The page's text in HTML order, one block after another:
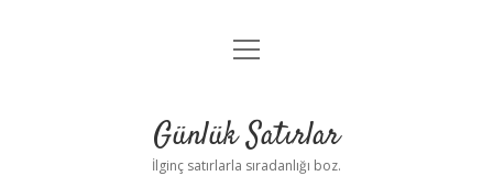
Anasayfa
Yasal Uyarı
menüyü
Günlük Satırlar
İlginç satırlarla sıradanlığı boz.